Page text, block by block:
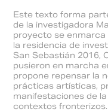
Este texto forma
de la investigadora
proyecto se enmarca
la residencia de
San Sebastián 2016,
pusieron en marcha
propone repensar la
prácticas artísticas,
manifestaciones de
contextos fronterizos.